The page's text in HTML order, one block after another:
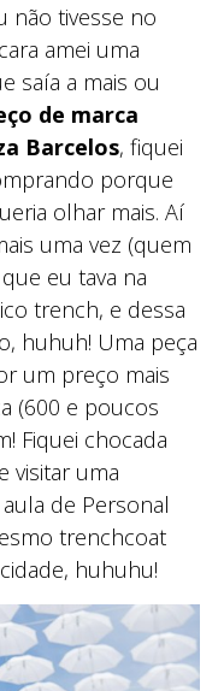
não tivesse no
amei uma
saía a mais ou
de marca
Barcelos, fiquei
porque
olhar mais. Aí
uma vez (quem
eu tava na
trench, e dessa
huhuh! Uma peça
um preço mais
(600 e poucos
Fiquei chocada
visitar uma
de Personal
trenchcoat
huhuhu!